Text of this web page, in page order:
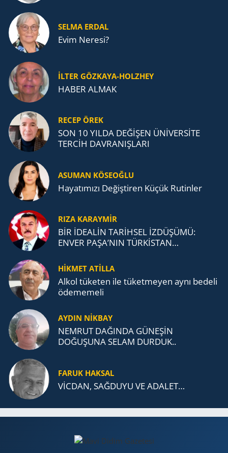
SELMA ERDAL
Evim Neresi?
İLTER GÖZKAYA-HOLZHEY
HABER ALMAK
RECEP ÖREK
SON 10 YILDA DEĞİŞEN ÜNİVERSİTE
TERCİH DAVRANIŞLARI
ASUMAN KÖSEOĞLU
Ha­ya­tı­mı­zı De­ğiş­ti­ren Küçük Ru­tin­ler
RIZA KARAYMIR
BİR İDEALİN TARİHSEL İZDÜŞÜMÜ:
ENVER PAŞA’NIN TÜRKİSTAN
TEŞKİLATI’NA UZANAN MİRASI
HİKMET ATİLLA
Alkol tü­ke­ten ile tü­ket­me­yen aynı be­de­li
öde­me­me­li
AYDIN NİKBAY
NEMRUT DAĞINDA GÜNEŞİN
DOĞUŞUNA SELAM DURDUK..
FARUK HAKSAL
VİCDAN, SAĞ­DU­YU VE ADA­LET…